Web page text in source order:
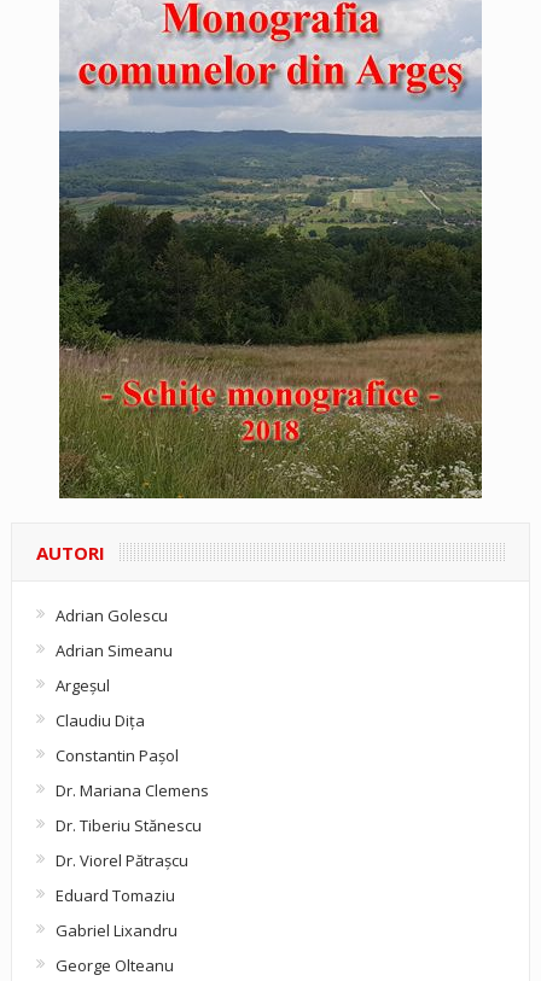
AUTORI
Adrian Golescu
Adrian Simeanu
Argeşul
Claudiu Diţa
Constantin Pașol
Dr. Mariana Clemens
Dr. Tiberiu Stănescu
Dr. Viorel Pătraşcu
Eduard Tomaziu
Gabriel Lixandru
George Olteanu